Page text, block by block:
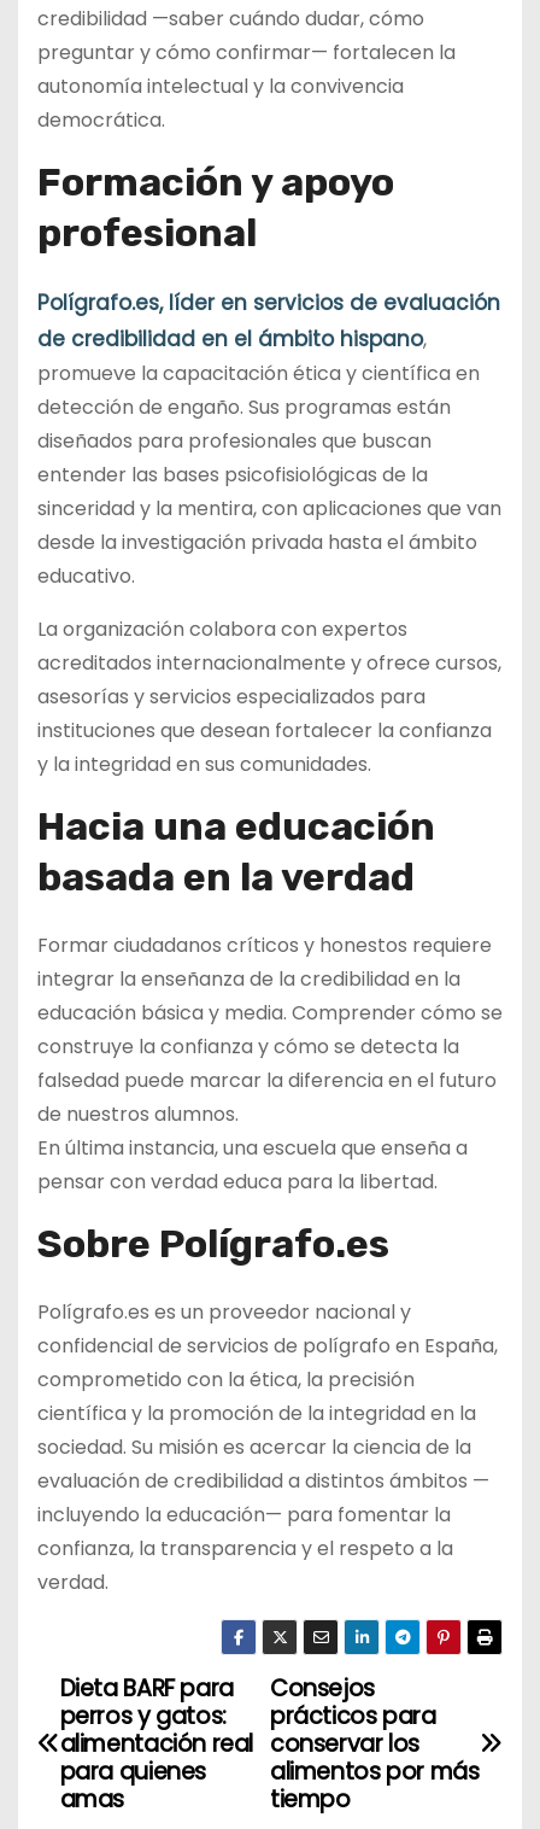
credibilidad —saber cuándo dudar, cómo
preguntar y cómo confirmar— fortalecen la
autonomía intelectual y la convivencia
democrática.
Formación y apoyo
profesional
Polígrafo.es, líder en servicios de evaluación
de credibilidad en el ámbito hispano,
promueve la capacitación ética y científica en
detección de engaño. Sus programas están
diseñados para profesionales que buscan
entender las bases psicofisiológicas de la
sinceridad y la mentira, con aplicaciones que van
desde la investigación privada hasta el ámbito
educativo.
La organización colabora con expertos
acreditados internacionalmente y ofrece cursos,
asesorías y servicios especializados para
instituciones que desean fortalecer la confianza
y la integridad en sus comunidades.
Hacia una educación
basada en la verdad
Formar ciudadanos críticos y honestos requiere
integrar la enseñanza de la credibilidad en la
educación básica y media. Comprender cómo se
construye la confianza y cómo se detecta la
falsedad puede marcar la diferencia en el futuro
de nuestros alumnos.
En última instancia, una escuela que enseña a
pensar con verdad educa para la libertad.
Sobre Polígrafo.es
Polígrafo.es es un proveedor nacional y
confidencial de servicios de polígrafo en España,
comprometido con la ética, la precisión
científica y la promoción de la integridad en la
sociedad. Su misión es acercar la ciencia de la
evaluación de credibilidad a distintos ámbitos —
incluyendo la educación— para fomentar la
confianza, la transparencia y el respeto a la
verdad.
N
a
Consejos
prácticos para
conservar los
alimentos por más
tiempo
Dieta BARF para
perros y gatos:
alimentación real
para quienes
amas